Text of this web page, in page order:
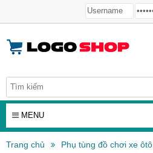
MENU
Trang chủ Phụ tùng đồ chơi xe ôtô